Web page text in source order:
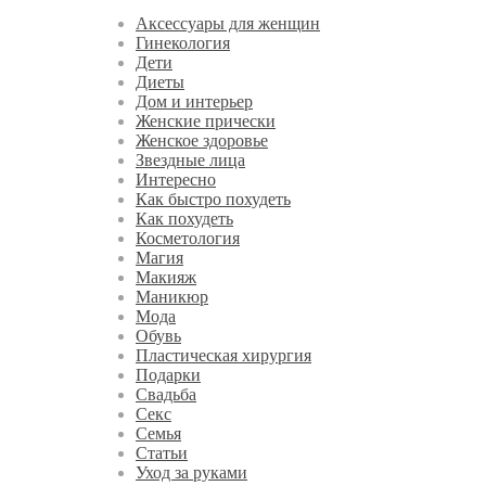
Аксессуары для женщин
Гинекология
Дети
Диеты
Дом и интерьер
Женские прически
Женское здоровье
Звездные лица
Интересно
Как быстро похудеть
Как похудеть
Косметология
Магия
Макияж
Маникюр
Мода
Обувь
Пластическая хирургия
Подарки
Свадьба
Секс
Семья
Статьи
Уход за руками